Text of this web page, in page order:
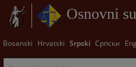
Osnovni
Bosanski Hrvatski Srpski Српски